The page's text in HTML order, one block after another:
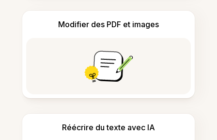
Modifier des PDF et images
Réécrire du texte avec IA